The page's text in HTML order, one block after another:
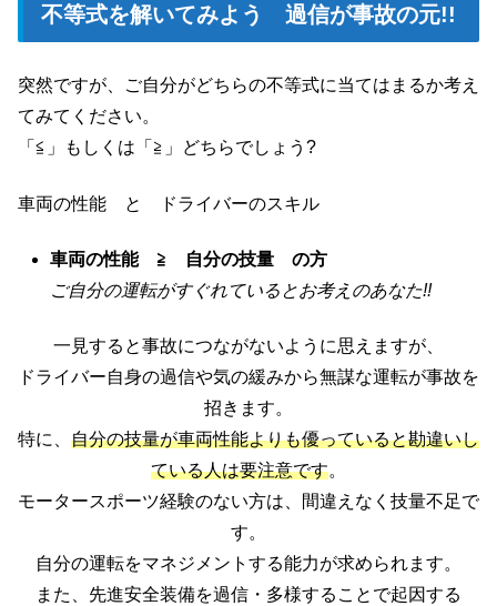
不等式を解いてみよう 過信が事故の元!!
突然ですが、ご自分がどちらの不等式に当てはまるか考え
てみてください。
「≦」もしくは「≧」どちらでしょう?
車両の性能 と ドライバーのスキル
車両の性能 ≧ 自分の技量 の方
ご自分の運転がすぐれているとお考えのあなた!!
一見すると事故につながないように思えますが、
ドライバー自身の過信や気の緩みから無謀な運転が事故を
招きます。
特に、 自分の技量が車両性能よりも優っていると勘違いし
ている人は要注意です。
モータースポーツ経験のない方は、間違えなく技量不足で
す。
自分の運転をマネジメントする能力が求められます。
また、先進安全装備を過信・多様することで起因する